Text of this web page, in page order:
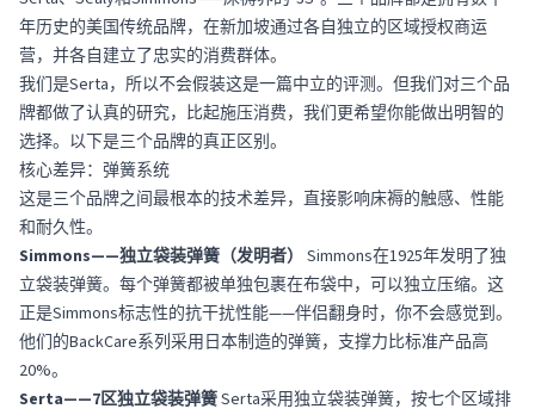
年历史的美国传统品牌，在新加坡通过各自独立的区域授权商运
营，并各自建立了忠实的消费群体。
我们是Serta，所以不会假装这是一篇中立的评测。但我们对三个品
牌都做了认真的研究，比起施压消费，我们更希望你能做出明智的
选择。以下是三个品牌的真正区别。
核心差异：弹簧系统
这是三个品牌之间最根本的技术差异，直接影响床褥的触感、性能
和耐久性。
Simmons——独立袋装弹簧（发明者） Simmons在1925年发明了独
立袋装弹簧。每个弹簧都被单独包裹在布袋中，可以独立压缩。这
正是Simmons标志性的抗干扰性能——伴侣翻身时，你不会感觉到。
他们的BackCare系列采用日本制造的弹簧，支撑力比标准产品高
20%。
Serta——7区独立袋装弹簧Serta采用独立袋装弹簧，按七个区域排